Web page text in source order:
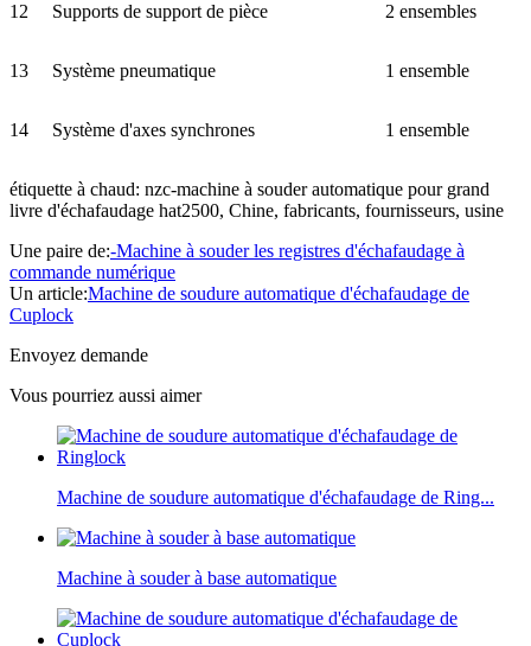
12 Supports de support de pièce 2 ensembles
13 Système pneumatique 1 ensemble
14 Système d'axes synchrones 1 ensemble
étiquette à chaud: nzc-machine à souder automatique pour grand
livre d'échafaudage hat2500, Chine, fabricants, fournisseurs, usine
Une paire de:-Machine à souder les registres d'échafaudage à
commande numérique
Un article:Machine de soudure automatique d'échafaudage de
Cuplock
Envoyez demande
Vous pourriez aussi aimer
Machine de soudure automatique d'échafaudage de Ring...
Machine à souder à base automatique